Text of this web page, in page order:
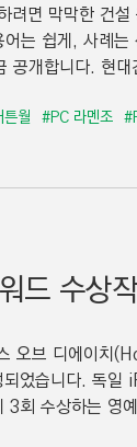
면 막막한 건
는 쉽게, 사례
공개합니다. 현
월 #PC 라멘조
드 수상
오브 디에이
었습니다. 독
회 수상하는 영